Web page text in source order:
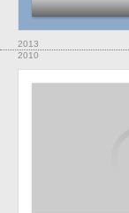
2013
2010